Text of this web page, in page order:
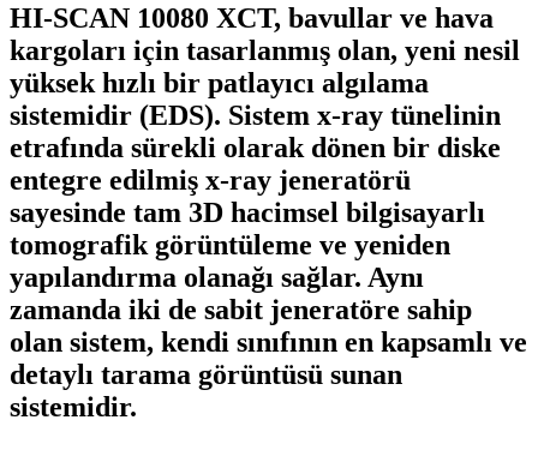
HI-SCAN 10080 XCT, bavullar ve hava
kargoları için tasarlanmış olan, yeni nesil
yüksek hızlı bir patlayıcı algılama
sistemidir (EDS). Sistem x-ray tünelinin
etrafında sürekli olarak dönen bir diske
entegre edilmiş x-ray jeneratörü
sayesinde tam 3D hacimsel bilgisayarlı
tomografik görüntüleme ve yeniden
yapılandırma olanağı sağlar. Aynı
zamanda iki de sabit jeneratöre sahip
olan sistem, kendi sınıfının en kapsamlı ve
detaylı tarama görüntüsü sunan
sistemidir.